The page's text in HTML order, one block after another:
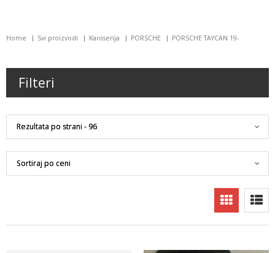
Home Svi proizvodi Karoserija PORSCHE PORSCHE TAYCAN 19-
Filteri